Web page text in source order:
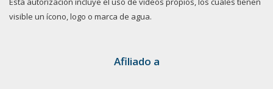
visible un ícono, logo o marca de agua.
Afiliado a